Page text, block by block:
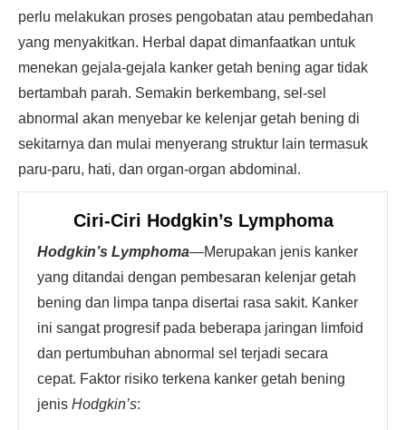
perlu melakukan proses pengobatan atau pembedahan
yang menyakitkan. Herbal dapat dimanfaatkan untuk
menekan gejala-gejala kanker getah bening agar tidak
bertambah parah. Semakin berkembang, sel-sel
abnormal akan menyebar ke kelenjar getah bening di
sekitarnya dan mulai menyerang struktur lain termasuk
paru-paru, hati, dan organ-organ abdominal.
Ciri-Ciri Hodgkin’s Lymphoma
Hodgkin’s Lymphoma—Merupakan jenis kanker
yang ditandai dengan pembesaran kelenjar getah
bening dan limpa tanpa disertai rasa sakit. Kanker
ini sangat progresif pada beberapa jaringan limfoid
dan pertumbuhan abnormal sel terjadi secara
cepat. Faktor risiko terkena kanker getah bening
jenis Hodgkin’s: